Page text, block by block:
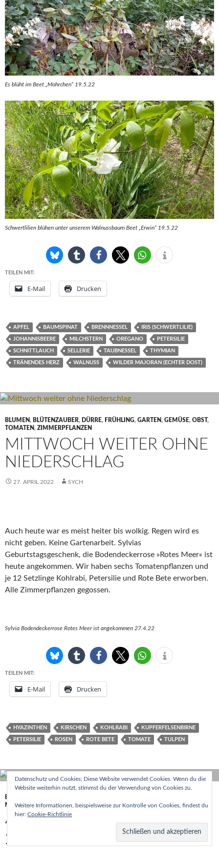
Es blüht im Beet „Mohrchen“ 19.5.22
Schwertlilien blühen unter unserem Walnussbaum Beet „Erwin“ 19.5.22
TEILEN MIT:
E-Mail Drucken
APFEL BAUMSPINAT BRENNNESSEL IRIS (SCHWERTLILIE)
JOHANNISBEERE MILCHSTERN OREGANO PETERSILIE
SCHNITTLAUCH SELLERIE TAUBNESSEL THYMIAN
TRÄNENDES HERZ WALNUSS WILDER MAJORAN (ECHTER DOST)
BLUMEN, BLÜTENZAUBER, DÜRRE, FRÜHLING, GARTEN, GEMÜSE, OBST,
TOMATEN, ZIMMERPFLANZEN
MITTWOCH WEITER OHNE
NIEDERSCHLAG
27. APRIL 2022 SYCH
Auch heute war es meist heiter bis wolkig. Regen wird es
nicht geben. Keine Gartenarbeit. Sylvias
Geburtstagsgeschenk, die Bodendeckerrose »Rotes Meer« ist
heute angekommen. Wir haben sechs Tomatenpflanzen und
je 12 Setzlinge Kohlrabi, Petersilie und Rote Bete erworben.
Alle Zimmerpflanzen gegossen.
Sylvia Bodendeckerrose Rotes Meer ist angekommen 27.4.22
TEILEN MIT:
E-Mail Drucken
HYAZINTHEN KIRSCHEN KOHLRABI KUPFERFELSENBIRNE
PETERSILIE ROSEN ROTE BETE TOMATE TULPEN
BÄUME
NIEDERSCHLAG,OBST,STRÄUCHER,WIND,ZIMMERPFLANZEN
48. KALENDERWOCHE
2021
Datenschutz und Cookies: Diese Website verwendet Cookies. Wenn du die
Website weiterhin nutzt, stimmst du der Verwendung von Cookies zu.
Weitere Informationen, beispielsweise zur Kontrolle von Cookies, findest du
hier: Cookie-Richtlinie